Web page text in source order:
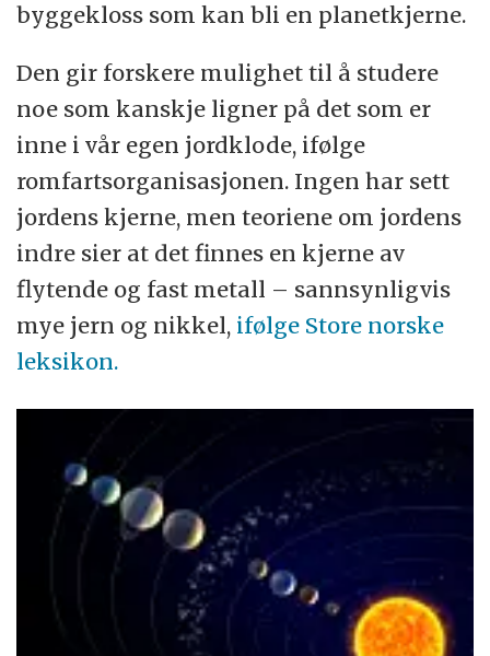
byggekloss som kan bli en planetkjerne.
Den gir forskere mulighet til å studere
noe som kanskje ligner på det som er
inne i vår egen jordklode, ifølge
romfartsorganisasjonen. Ingen har sett
jordens kjerne, men teoriene om jordens
indre sier at det finnes en kjerne av
flytende og fast metall – sannsynligvis
mye jern og nikkel, ifølge Store norske
leksikon.